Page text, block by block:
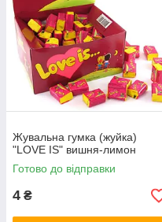
Жувальна гумка (жуйка)
"LOVE IS" вишня-лимон
Готово до відправки
4 ₴